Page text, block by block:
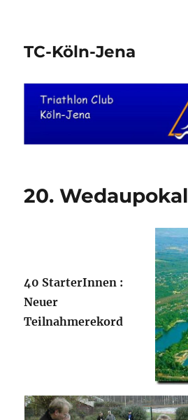
TC-Köln-Jena
20. Wedaupokal
40 StarterInnen :
Neuer
Teilnahmerekord